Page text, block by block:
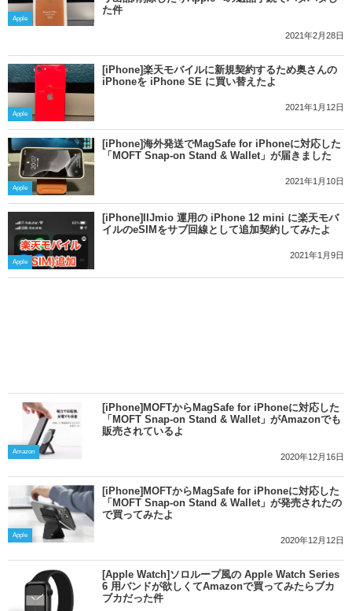
Apple
た件
2021年2月28日
Apple
[iPhone]楽天モバイルに新規契約するため奥さんの
iPhoneを iPhone SE に買い替えたよ
2021年1月12日
Apple
[iPhone]海外発送でMagSafe for iPhoneに対応した
「MOFT Snap-on Stand & Wallet」が届きました
2021年1月10日
Apple
[iPhone]IIJmio 運用の iPhone 12 mini に楽天モバ
イルのeSIMをサブ回線として追加契約してみたよ
2021年1月9日
Amazon
[iPhone]MOFTからMagSafe for iPhoneに対応した
「MOFT Snap-on Stand & Wallet」がAmazonでも
販売されているよ
2020年12月16日
Apple
[iPhone]MOFTからMagSafe for iPhoneに対応した
「MOFT Snap-on Stand & Wallet」が発売されたの
で買ってみたよ
2020年12月12日
[Apple Watch]ソロループ風の Apple Watch Series
6 用バンドが欲しくてAmazonで買ってみたらブカ
ブカだった件